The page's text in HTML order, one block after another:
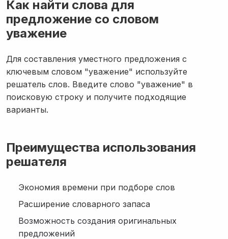
Как найти слова для
предложение со словом
уважение
Для составления уместного предложения с
ключевым словом "уважение" используйте
решатель слов. Введите слово "уважение" в
поисковую строку и получите подходящие
варианты.
Преимущества использования
решателя
Экономия времени при подборе слов
Расширение словарного запаса
Возможность создания оригинальных
предложений